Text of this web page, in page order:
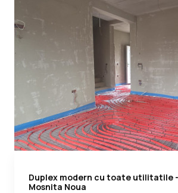
Duplex modern cu toate utilitatile
Mosnita Noua